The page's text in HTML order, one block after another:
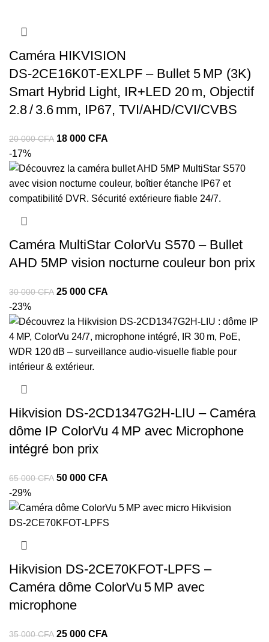
Caméra HIKVISION
DS‑2CE16K0T‑EXLPF – Bullet 5 MP (3K)
Smart Hybrid Light, IR+LED 20 m, Objectif
2.8 / 3.6 mm, IP67, TVI/AHD/CVI/CVBS
20 000CFA Le
initial
était :
20
18 000 CFA
actuel
est :
18
-17%
Caméra MultiStar ColorVu S570 – Bullet
AHD 5MP vision nocturne couleur bon prix
30 000CFA Le
initial
était :
30
000 CFA.
25 000 CFA
actuel
est :
25
-23%
Hikvision DS‑2CD1347G2H‑LIU – Caméra
dôme IP ColorVu 4 MP avec Microphone
intégré bon prix
65 000CFA Le
initial
était :
50 000 CFA
actuel
est :
-29%
Hikvision DS‑2CE70KFOT‑LPFS –
Caméra dôme ColorVu 5 MP avec
microphone
35 000CFA Le
25 000 CFA